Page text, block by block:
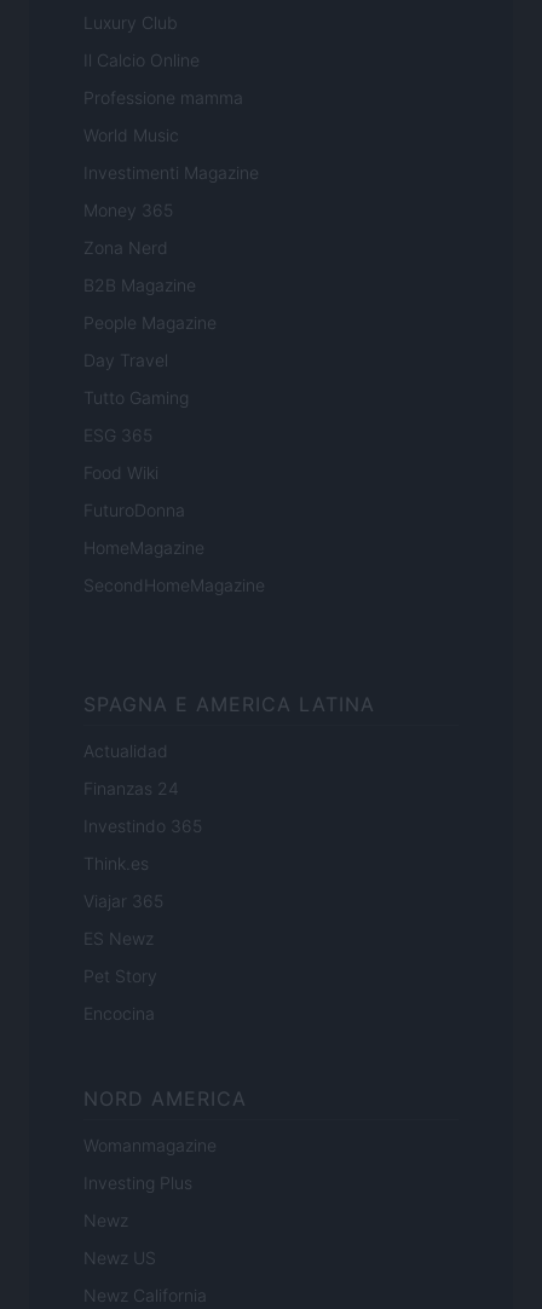
Luxury Club
Il Calcio Online
Professione mamma
World Music
Investimenti Magazine
Money 365
Zona Nerd
B2B Magazine
People Magazine
Day Travel
Tutto Gaming
ESG 365
Food Wiki
FuturoDonna
HomeMagazine
SecondHomeMagazine
SPAGNA E AMERICA LATINA
Actualidad
Finanzas 24
Investindo 365
Think.es
Viajar 365
ES Newz
Pet Story
Encocina
NORD AMERICA
Womanmagazine
Investing Plus
Newz
Newz US
Newz California